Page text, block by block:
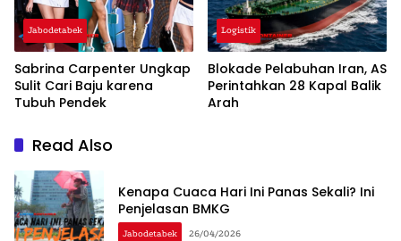
Jabodetabek
Sabrina Carpenter Ungkap
Sulit Cari Baju karena
Tubuh Pendek
Logistik
Blokade Pelabuhan Iran, AS
Perintahkan 28 Kapal Balik
Arah
Read Also
Kenapa Cuaca Hari Ini Panas Sekali? Ini
Penjelasan BMKG
Jabodetabek 26/04/2026